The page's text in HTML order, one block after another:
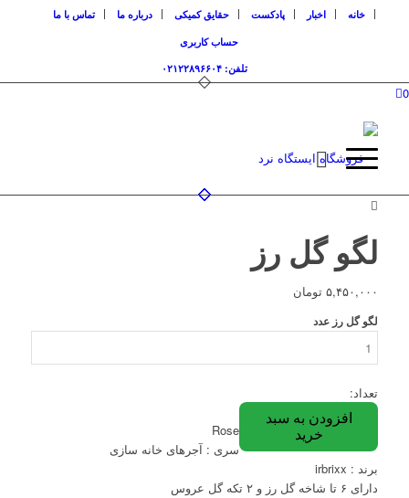
خانه اخبار پادکست حقایق کمیکی درباره ما
تماس با ما
حساب کاربری
تلفن: ۰۲۱۲۲۸۹۶۶۰۴
0
لگو گل رز
۵,۴۵۰,۰۰۰ تومان
لگو گل رز عدد
تعداد:
افزودن به سبد
خرید
Rose
سری : آجرهای خانه سازی
برند : irbrixx
دارای ۶ تا شاخه گل رز و ۲ تکه گل عروس